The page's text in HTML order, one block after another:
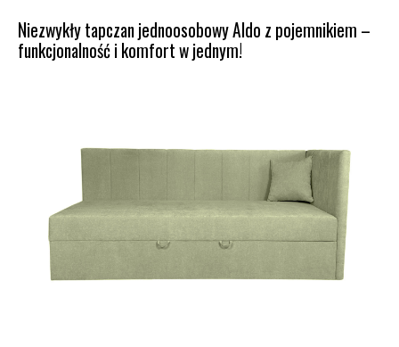
Niezwykły tapczan jednoosobowy Aldo z pojemnikiem –
funkcjonalność i komfort w jednym!